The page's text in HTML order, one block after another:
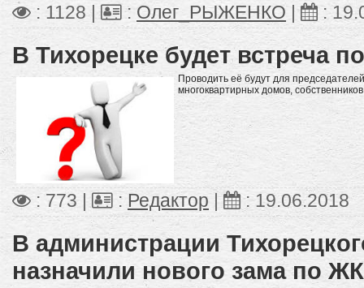
: 1128 | : Олег_РЫЖЕНКО | :
В Тихорецке будет встреча
Проводить её будут для
многоквартирных домов,
: 773 | : Редактор| :19.06.2018
В администрации
назначили нового зама по